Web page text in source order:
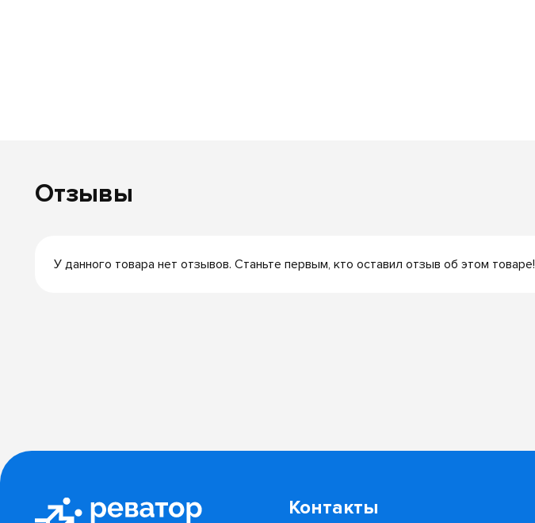
Отзывы
У данного товара нет отзывов. Станьте первым, кто оставил отзыв об этом товаре!
Контакты